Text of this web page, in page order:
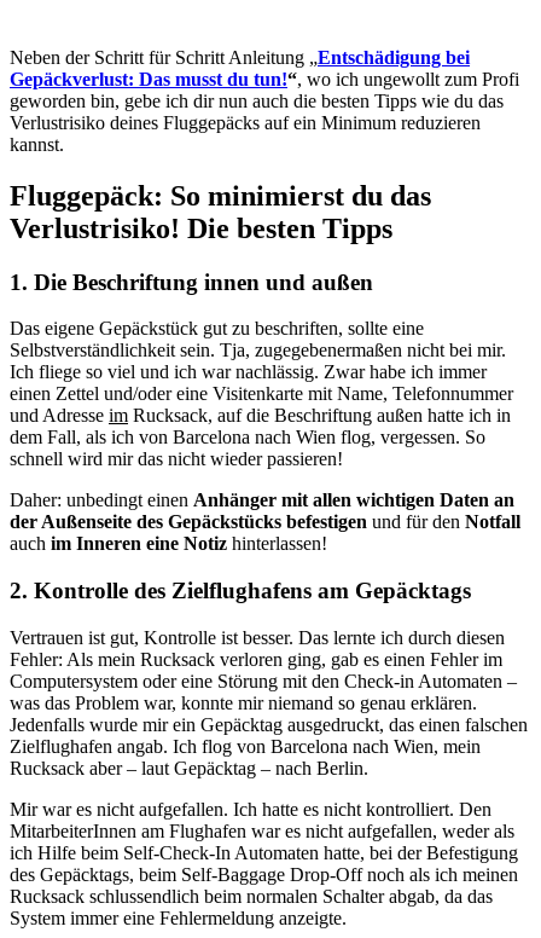
Neben der Schritt für Schritt Anleitung „Entschädigung bei
Gepäckverlust: Das musst du tun!“, wo ich ungewollt zum Profi
geworden bin, gebe ich dir nun auch die besten Tipps wie du das
Verlustrisiko deines Fluggepäcks auf ein Minimum reduzieren
kannst.
Fluggepäck: So minimierst du das
Verlustrisiko! Die besten Tipps
1. Die Beschriftung innen und außen
Das eigene Gepäckstück gut zu beschriften, sollte eine
Selbstverständlichkeit sein. Tja, zugegebenermaßen nicht bei mir.
Ich fliege so viel und ich war nachlässig. Zwar habe ich immer
einen Zettel und/oder eine Visitenkarte mit Name, Telefonnummer
und Adresse im Rucksack, auf die Beschriftung außen hatte ich in
dem Fall, als ich von Barcelona nach Wien flog, vergessen. So
schnell wird mir das nicht wieder passieren!
Daher: unbedingt einen Anhänger mit allen wichtigen Daten an
der Außenseite des Gepäckstücks befestigen und für den Notfall
auch im Inneren eine Notiz hinterlassen!
2. Kontrolle des Zielflughafens am Gepäcktags
Vertrauen ist gut, Kontrolle ist besser. Das lernte ich durch diesen
Fehler: Als mein Rucksack verloren ging, gab es einen Fehler im
Computersystem oder eine Störung mit den Check-in Automaten –
was das Problem war, konnte mir niemand so genau erklären.
Jedenfalls wurde mir ein Gepäcktag ausgedruckt, das einen falschen
Zielflughafen angab. Ich flog von Barcelona nach Wien, mein
Rucksack aber – laut Gepäcktag – nach Berlin.
Mir war es nicht aufgefallen. Ich hatte es nicht kontrolliert. Den
MitarbeiterInnen am Flughafen war es nicht aufgefallen, weder als
ich Hilfe beim Self-Check-In Automaten hatte, bei der Befestigung
des Gepäcktags, beim Self-Baggage Drop-Off noch als ich meinen
Rucksack schlussendlich beim normalen Schalter abgab, da das
System immer eine Fehlermeldung anzeigte.